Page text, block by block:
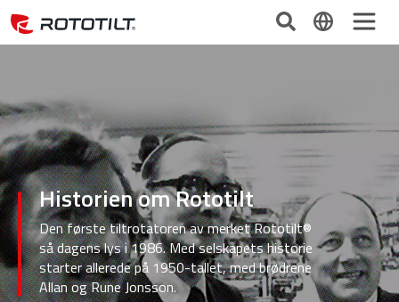
Historien om Rototilt
Den første tiltrotatoren av merket Rototilt®
så dagens lys i 1986. Med selskapets historie
starter allerede på 1950-tallet, med brødrene
Allan og Rune Jonsson.